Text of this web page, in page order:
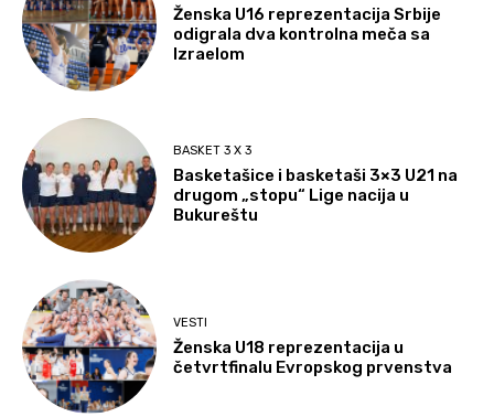
Ženska U16 reprezentacija Srbije
odigrala dva kontrolna meča sa
Izraelom
BASKET 3 X 3
Basketašice i basketaši 3×3 U21 na
drugom „stopu“ Lige nacija u
Bukureštu
VESTI
Ženska U18 reprezentacija u
četvrtfinalu Evropskog prvenstva